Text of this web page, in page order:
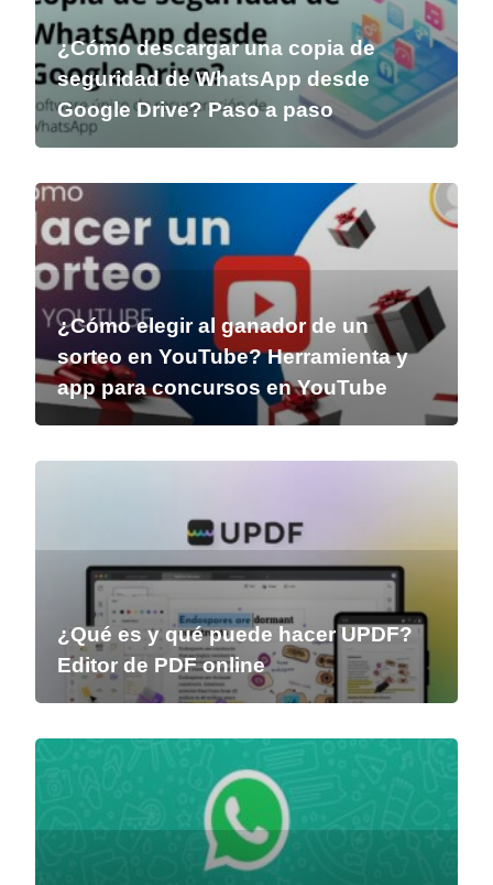
¿Cómo descargar una copia de
seguridad de WhatsApp desde
Google Drive? Paso a paso
¿Cómo elegir al ganador de un
sorteo en YouTube? Herramienta y
app para concursos en YouTube
¿Qué es y qué puede hacer UPDF?
Editor de PDF online